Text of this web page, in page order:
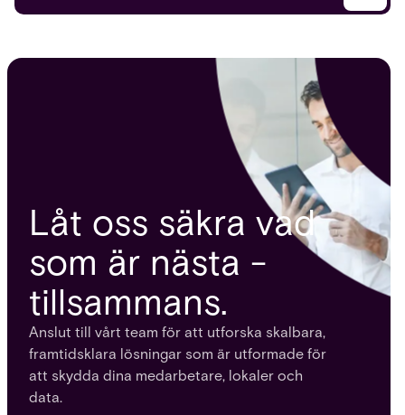
Låt oss säkra vad
som är nästa -
tillsammans.
Anslut till vårt team för att utforska skalbara,
framtidsklara lösningar som är utformade för
att skydda dina medarbetare, lokaler och
data.